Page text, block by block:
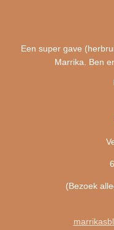
Een super gave
Marrika. Ben
(Bezoek